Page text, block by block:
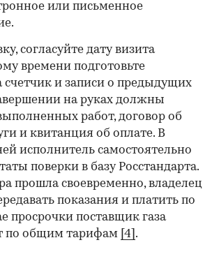
или письменное
согласуйте дату визита
времени подготовьте
счетчик и записи о предыдущих
на руках должны
работ, договор об
и квитанция об оплате. В
исполнитель самостоятельно
поверки в базу Росстандарта.
прошла своевременно, владелец
показания и платить по
просрочки поставщик газа
по общим тарифам [4] .